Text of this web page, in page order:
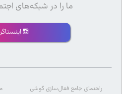
ما را در شبکه‌های
راهنمای جامع فعال‌سازی گوشی